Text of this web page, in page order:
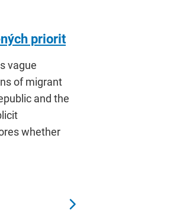
priorit
vague
of migrant
and the
whether